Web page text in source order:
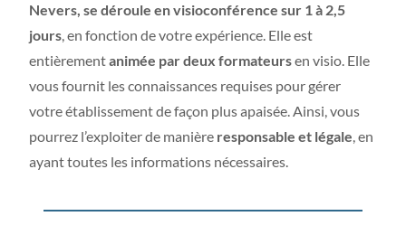
Nevers, se déroule en visioconférence sur 1 à 2,5
jours, en fonction de votre expérience. Elle est
entièrementanimée par deux formateursen visio. Elle
vous fournit les connaissances requises pour gérer
votre établissement de façon plus apaisée. Ainsi, vous
pourrez l’exploiter de manière responsable et légale, en
ayant toutes les informations nécessaires.